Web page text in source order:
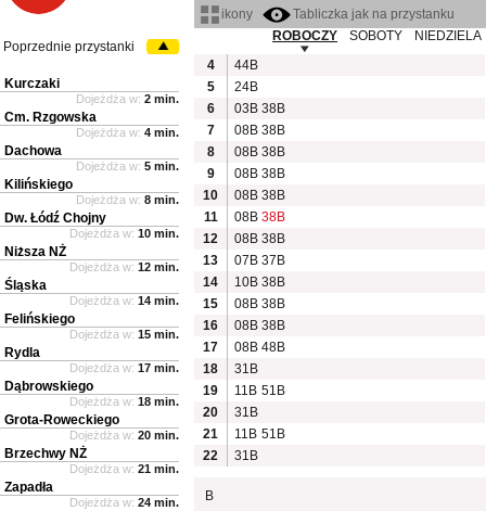
ikony
Tabliczka jak na przystanku
ROBOCZY
SOBOTY
NIEDZIELA
4
44B
5
24B
6
03B 38B
7
08B 38B
8
08B 38B
9
08B 38B
10
08B 38B
11
08B 38B
12
08B 38B
13
07B 37B
14
10B 38B
15
08B 38B
16
08B 38B
17
08B 48B
18
31B
19
11B 51B
20
31B
21
11B 51B
22
31B
B
Poprzednie przystanki
Kurczaki
Dojeżdża w: 2 min.
Cm. Rzgowska
Dojeżdża w: 4 min.
Dachowa
Dojeżdża w: 5 min.
Kilińskiego
Dojeżdża w: 8 min.
Dw. Łódź Chojny
Dojeżdża w: 10 min.
Niższa NŻ
Dojeżdża w: 12 min.
Śląska
Dojeżdża w: 14 min.
Felińskiego
Dojeżdża w: 15 min.
Rydla
Dojeżdża w: 17 min.
Dąbrowskiego
Dojeżdża w: 18 min.
Grota-Roweckiego
Dojeżdża w: 20 min.
Brzechwy NŻ
Dojeżdża w: 21 min.
Zapadła
Dojeżdża w: 24 min.